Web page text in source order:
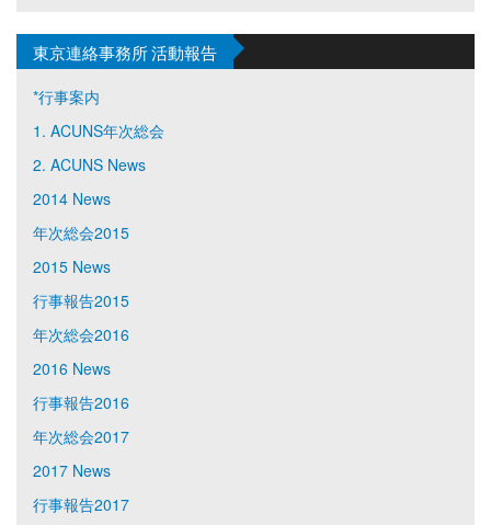
東京連絡事務所 活動報告
*行事案内
1. ACUNS年次総会
2. ACUNS News
2014 News
年次総会2015
2015 News
行事報告2015
年次総会2016
2016 News
行事報告2016
年次総会2017
2017 News
行事報告2017